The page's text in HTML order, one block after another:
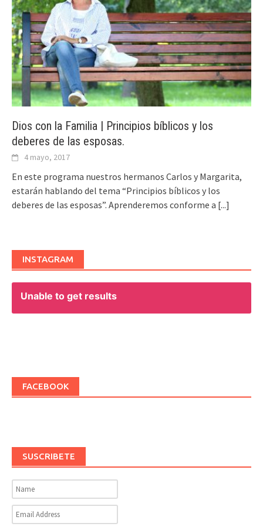
Dios con la Familia | Principios bíblicos y los
deberes de las esposas.
4 mayo, 2017
En este programa nuestros hermanos Carlos y Margarita,
estarán hablando del tema “Principios bíblicos y los
deberes de las esposas”. Aprenderemos conforme a [...]
INSTAGRAM
Unable to get results
FACEBOOK
SUSCRIBETE